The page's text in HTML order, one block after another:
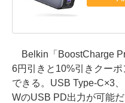
Belkin「BoostCharge
6円引きと10%引きクー
できる。USB Type-C×3
WのUSB PD出力が可能だ